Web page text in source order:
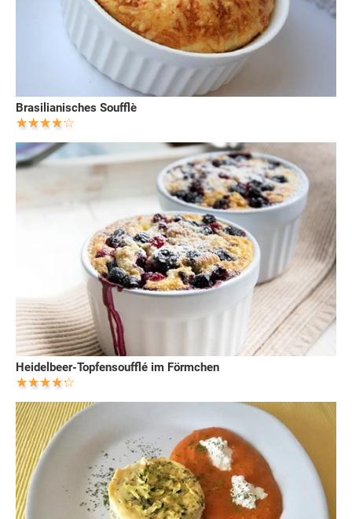
Brasilianisches Soufflè
Heidelbeer-Topfensoufflé im Förmchen